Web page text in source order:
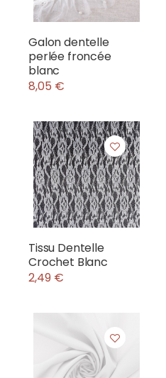
Galon dentelle
perlée froncée
blanc
8,05 €
Tissu Dentelle
Crochet Blanc
2,49 €